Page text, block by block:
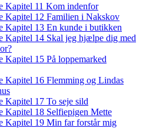
Kapitel 11 Kom indenfor
Kapitel 12 Familien i Nakskov
Kapitel 13 En kunde i butikken
Kapitel 14 Skal jeg hjælpe dig med
Kapitel 15 På loppemarked
Kapitel 16 Flemming og Lindas
Kapitel 17 To seje sild
Kapitel 18 Selfiepigen Mette
Kapitel 19 Min far forstår mig